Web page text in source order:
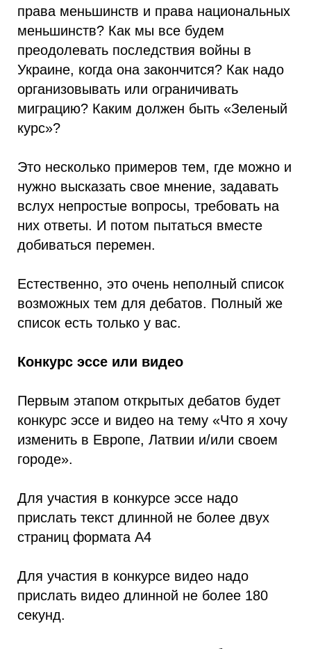
права меньшинств и права национальных
меньшинств? Как мы все будем
преодолевать последствия войны в
Украине, когда она закончится? Как надо
организовывать или ограничивать
миграцию? Каким должен быть «Зеленый
курс»?
Это несколько примеров тем, где можно и
нужно высказать свое мнение, задавать
вслух непростые вопросы, требовать на
них ответы. И потом пытаться вместе
добиваться перемен.
Естественно, это очень неполный список
возможных тем для дебатов. Полный же
список есть только у вас.
Конкурс эссе или видео
Первым этапом открытых дебатов будет
конкурс эссе и видео на тему «Что я хочу
изменить в Европе, Латвии и/или своем
городе».
Для участия в конкурсе эссе надо
прислать текст длинной не более двух
страниц формата A4
Для участия в конкурсе видео надо
прислать видео длинной не более 180
секунд.